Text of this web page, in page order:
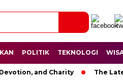
POLITIK TEKNOLOGI
and Charity The Latest